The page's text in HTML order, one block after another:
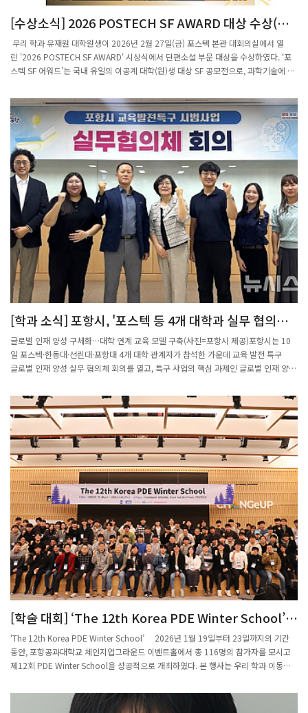
롭게 창조한 작품이 전시된다. 관람객들은 전통예술과 첨단기술이 만나는 새로운 국악
을 만끽할 수 있다. 국악 음계 중 기준이 되는 '황종'음을 불어서 낼 수 있는 관인 황종율
쑤! 인공지능으로 작곡한 우리 국악' 행사를 개최한다. 참가자들이 정재훈 포스텍 교수
와 함께 직접 국악을 수학적으로 분석하고 AI가 작곡하는 과정을 체험하며 엑스포를 탐
방할 수 있는 기회다. 권석민 국립중앙과학관장은 "국악은 수백 년간 우리 생활 속에서
과 영동세계국악엑스포의 문화 역량을 결합해 전 세계에 국악의 과학적 매력을 알리는
계기가 될 것"이라고 밝혔다.
[수상소식] 2026 POSTECH SF AWARD 대상 수상(유
재원 대학원생)
우리 학과 유재원 대학원생이 2026년 2월 27일(금) 포스텍 본관 대회의실에서 열
린 '2026 POSTECH SF AWARD' 시상식에서 단편소설 부문 대상을 수상하였다. ‘포
스텍 SF 어워드’는 국내 유일의 이공계 대학(원)생 대상 SF 공모전으로, 과학기술에 대
련된 행사이다. 이 공모전은 SF 창작을 꿈꾸는 이공계 학생들에게 중요한 등용문으로
자리매김하고 있다. 유재원 대학원생은 오랜 기간 SF 창작 활동을 이어오며 수학 연구
와 글쓰기를 병행해 왔으며, 정해진 규칙 속에서 상상력을 확장해 나간다는 점에서 SF
와 수학의 공통점을 발견하고 이를 작품 세계에 반영해 왔다. 특히 꾸준한 창작 활동과
도전 끝에 이번 대상을 수상하며 ‘SF를 쓰는 연구자’라는 자신의 꿈에 한 걸음 더 다가
서는 계기를 마련하였다. 이날 시상식은 개회사를 시작으로 경과보고(김진희 포스텍
인문사회학부 교수), 격려사(김성근 포스텍 총장), 수상자 시상 및 소감 발표 순으로 진
행되었으며, 심사위원 심사평과 내빈 축사가 이어졌다. 단편소설 부문에서는 동아대학
교, 한국과학기술원, 전북대학교 학생들이 우수상을 수상하였고, 유재원 대학원생이 대
상의 영예를 안았다. 포스텍 소통과 공론 연구소는 앞으로도 과학기술적 전문성과 인문
학적 창의력을 겸비한 이공계 인재들의 SF 창작 활동을 지속적으로 지원해 나갈 계획
이라고 밝혔다.
[학과 소식] 포항시, '포스텍 등 4개 대학과 실무 협의체
회의'
글로벌 인재 양성 구체화…대학 연계 교육 모델 구축(사진=포항시 제공)포항시는 10
일 포스텍·한동대·선린대·포항대 4개 대학 관계자가 참석한 가운데 교육 발전 특구
글로벌 인재 양성 실무 협의체 회의를 열고, 특구 사업의 핵심 과제인 글로벌 인재 양성
유하고, 향후 추진 계획과 협력 방안을 모색했다.각 대학의 강점을 살린 특화 프로그램
을 소개하며 서로 아이디어를 교환하고 지역 교육의 시너지 확장에 뜻을 모았다.시는
지난 2024년 교육 발전 특구 시범 지역으로 선정된 후 2026년까지 시범 운영 중이며,
평가를 거쳐 2027년 정식 지정 여부가 결정된다.시는 글로벌 인재 양성과 이차전지 인
재 양성을 양대 축으로, 지역 대학 중심의 혁신 교육 체계를 구축하고 있다.회의에서 포
스텍은 인공지능(AI)과 수학을 융합한 '청소년 수리 인공지능 아카데미'로 AI 융합 교육
을, 한동대는 원어민 영어 교육과 문해력 강화 과정을 소개했다. 또 선린대·포항대는
전공 체험과 진로 탐색 중심 프로그램을 각각 소개했다.시는 이번 회의를 계기로 각 대
학과의 정례 협의 체계를 구축하고 교육 발전 특구 사업의 성과를 지속해서 공유·확산
할 계획이다.시 관계자는 "이번 글로벌 인재 양성 실무 협의체 회의는 포항의 대학이
한마음으로 뭉쳐 지역 청소년을 미래 글로벌 리더로 육성하겠다는 결의를 다진 자리였
다"며 "청소년이 포항에서 글로벌 역량을 키우고 미래를 설계할 수 있도록 적극 지원
하겠다"고 말했다.[포항=뉴시스]송종욱 기자2025.10.10.
[학술 대회] ‘The 12th Korea PDE Winter School’
학회 개최
‘The 12th Korea PDE Winter School’ 2026년 1월 19일부터 23일까지의 기간
동안, 포항공과대학교 체인지업그라운드 이벤트홀에서 총 116명의 참가자를 모시고
제12회 PDE Winter School을 성공적으로 개최하였다. 본 행사는 우리 학과 이동현
로 조직하였다. 이번 겨울학교의 주제는 기체운동론적 편미분방정식 및 비압축적 유체
편미분방정식으로, 관련 분야의 최신 연구 동향과 해석 이론을 심도 있게 다루는 프로